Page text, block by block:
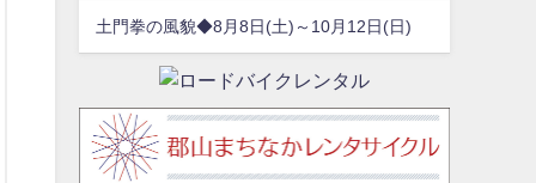
土門拳の風貌◆8月8日(土)～10月12日(日)